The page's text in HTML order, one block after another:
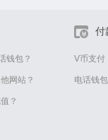
钱包？
网站？
？
付
V币支付
电话钱